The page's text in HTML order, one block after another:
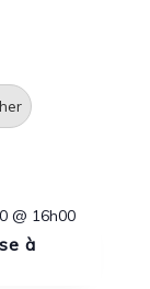
@ 16h00
à